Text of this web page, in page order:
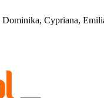
Dominika, Cypriana,